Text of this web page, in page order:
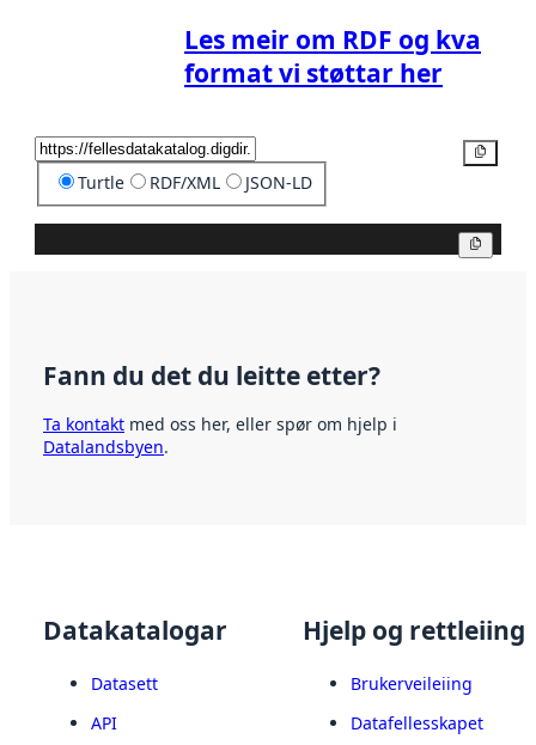
Les meir om RDF og kva
format vi støttar her
Turtle RDF/XML JSON-LD
Fann du det du leitte etter?
Ta kontakt med oss her, eller spør om hjelp i
Datalandsbyen.
Datakatalogar
Datasett
API
Hjelp og rettleiing
Brukerveileiing
Datafellesskapet